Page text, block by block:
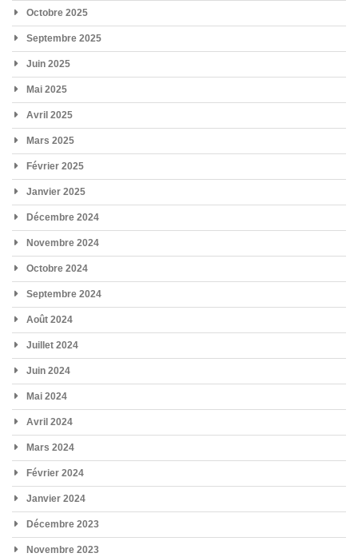
Octobre 2025
Septembre 2025
Juin 2025
Mai 2025
Avril 2025
Mars 2025
Février 2025
Janvier 2025
Décembre 2024
Novembre 2024
Octobre 2024
Septembre 2024
Août 2024
Juillet 2024
Juin 2024
Mai 2024
Avril 2024
Mars 2024
Février 2024
Janvier 2024
Décembre 2023
Novembre 2023